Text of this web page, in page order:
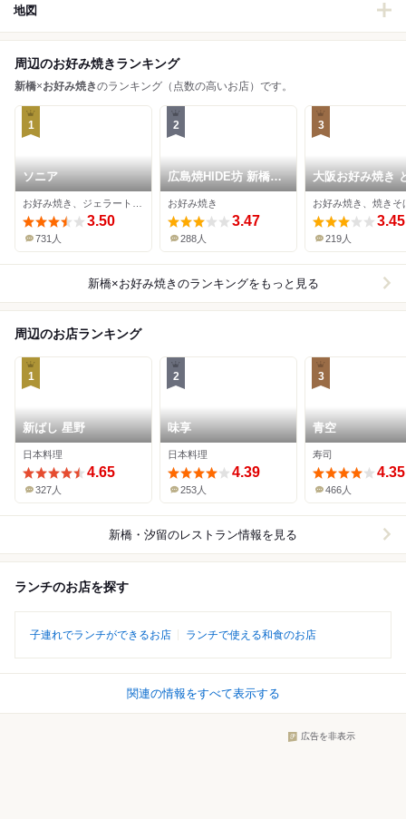
地図
周辺のお好み焼きランキング
新橋×お好み焼きのランキング（点数の高いお店）です。
1
ソニア
3.50
731人
2
広島焼HIDE坊 新橋本
店
お好み焼き
3.47
288人
3
大阪お好み焼き
くん家 新橋本店
お好み焼き、焼きそ
3.45
219人
新橋×お好み焼き のランキングをもっと見る
周辺のお店ランキング
1
新ばし 星野
日本料理
4.65
327人
2
味享
日本料理
4.39
253人
3
青空
寿司
4.35
466人
新橋・汐留のレストラン情報を見る
ランチのお店を探す
子連れでランチができるお店 ランチで使える和食のお店
関連の情報をすべて表示する
広告を非表示